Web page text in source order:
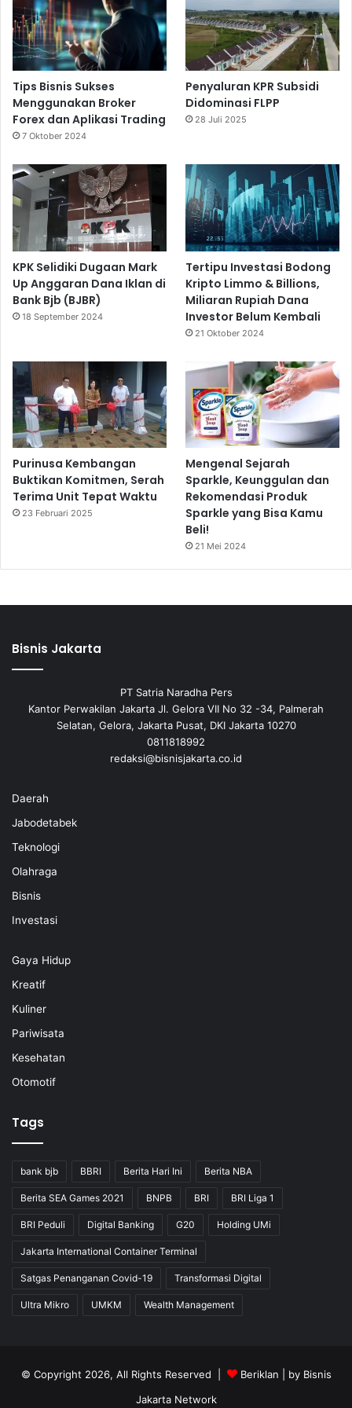
Tips Bisnis Sukses
Menggunakan Broker
Forex dan Aplikasi Trading
7 Oktober 2024
Penyaluran KPR Subsidi
Didominasi FLPP
28 Juli 2025
KPK Selidiki Dugaan Mark
Up Anggaran Dana Iklan di
Bank Bjb (BJBR)
18 September 2024
Tertipu Investasi Bodong
Kripto Limmo & Billions,
Miliaran Rupiah Dana
Investor Belum Kembali
21 Oktober 2024
Purinusa Kembangan
Buktikan Komitmen, Serah
Terima Unit Tepat Waktu
23 Februari 2025
Mengenal Sejarah
Sparkle, Keunggulan dan
Rekomendasi Produk
Sparkle yang Bisa Kamu
Beli!
21 Mei 2024
Bisnis Jakarta
PT Satria Naradha Pers
Kantor Perwakilan Jakarta Jl. Gelora VII No 32 -34, Palmerah
Selatan, Gelora, Jakarta Pusat, DKI Jakarta 10270
0811818992
redaksi@bisnisjakarta.co.id
Daerah
Jabodetabek
Teknologi
Olahraga
Bisnis
Investasi
Gaya Hidup
Kreatif
Kuliner
Pariwisata
Kesehatan
Otomotif
Tags
bank bjb BBRI Berita Hari Ini Berita NBA
Berita SEA Games 2021 BNPB BRI BRI Liga 1
BRI Peduli Digital Banking G20 Holding UMi
Jakarta International Container Terminal
Satgas Penanganan Covid-19 Transformasi Digital
Ultra Mikro UMKM Wealth Management
© Copyright 2026, All Rights Reserved | Beriklan | by Bisnis
Jakarta Network